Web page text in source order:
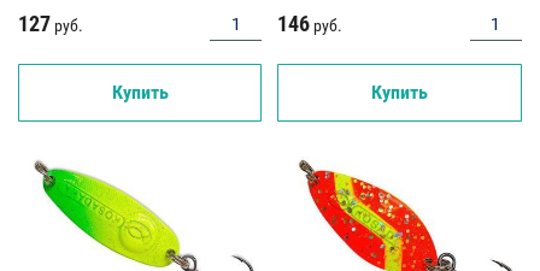
127 руб.
Купить
146 руб.
Купить